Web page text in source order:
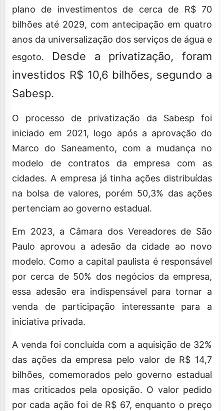
plano de investimentos de cerca de R$ 70
bilhões até 2029, com antecipação em quatro
anos da universalização dos serviços de água e
esgoto.
Desde a privatização, foram
investidos R$ 10,6 bilhões, segundo a
Sabesp.
O processo de privatização da Sabesp foi
iniciado em 2021, logo após a aprovação do
Marco do Saneamento, com a mudança no
modelo de contratos da empresa com as
cidades. A empresa já tinha ações distribuídas
na bolsa de valores, porém 50,3% das ações
pertenciam ao governo estadual.
Em 2023, a Câmara dos Vereadores de São
Paulo aprovou a adesão da cidade ao novo
modelo. Como a capital paulista é responsável
por cerca de 50% dos negócios da empresa,
essa adesão era indispensável para tornar a
venda de participação interessante para a
iniciativa privada.
A venda foi concluída com a aquisição de 32%
das ações da empresa pelo valor de R$ 14,7
bilhões, comemorados pelo governo estadual
mas criticados pela oposição. O valor pedido
por cada ação foi de R$ 67, enquanto o preço